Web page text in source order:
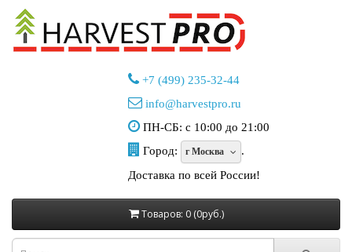
+7 (499) 235-32-44
info@harvestpro.ru
ПН-СБ: с 10:00 до 21:00
Город:
г Москва
.
Доставка по всей России!
Товаров: 0 (0руб.)